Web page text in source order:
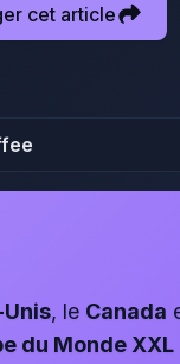
cet article
, le Canada
du Monde XXL